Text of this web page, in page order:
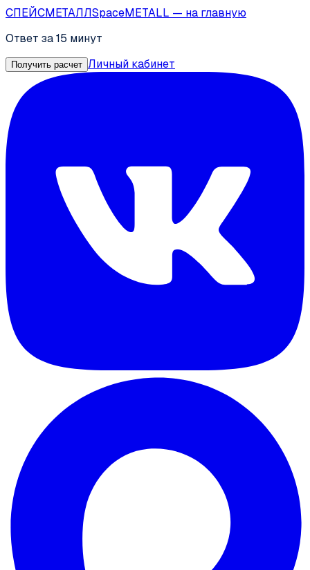
СПЕЙСМЕТАЛЛSpaceMETALL — на главную
Ответ за 15 минут
Получить расчет Личный кабинет